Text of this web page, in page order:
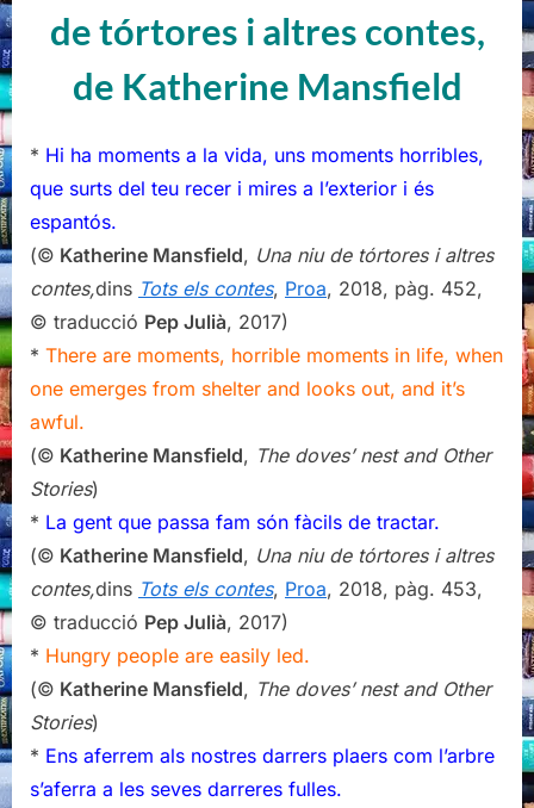
de
Manfield
de tórtores i altres contes,
de Katherine Mansfield
* Hi ha moments a la vida, uns moments horribles,
que surts del teu recer i mires a l’exterior i és
espantós.
(© Katherine Mansfield, Una niu de tórtoresi altres
contes,dins Tots els contes, Proa, 2018, pàg. 452,
© traducció Pep Julià, 2017)
* There are moments, horrible moments in life, when
one emerges from shelter and looks out, and it’s
awful.
(© Katherine Mansfield, The doves’ nest and Other
Stories)
* La gent que passa fam són fàcils de tractar.
(© Katherine Mansfield, Una niu de tórtoresi altres
contes,dins Tots els contes, Proa, 2018, pàg. 453,
© traducció Pep Julià, 2017)
* Hungry people are easily led.
(© Katherine Mansfield, The doves’ nest and Other
Stories)
* Ens aferrem als nostres darrers plaers com l’arbre
s’aferra a les seves darreres fulles.